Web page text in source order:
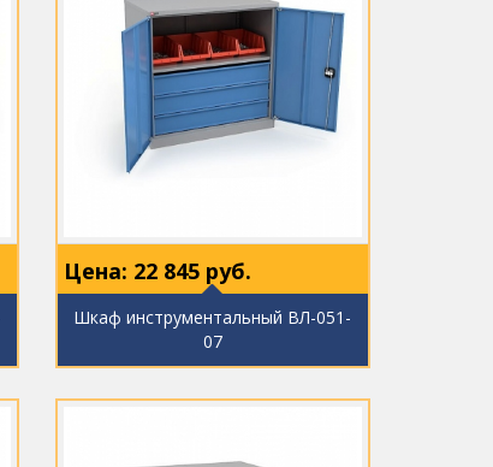
Цена: 22 845 руб.
Шкаф инструментальный ВЛ-051-
07